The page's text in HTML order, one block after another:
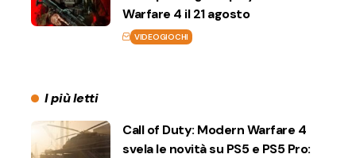
Warfare 4 il 21 agosto
VIDEOGIOCHI
I più letti
Call of Duty: Modern Warfare 4
svela le novità su PS5 e PS5 Pro: